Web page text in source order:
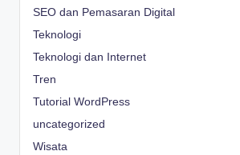
SEO dan Pemasaran Digital
Teknologi
Teknologi dan Internet
Tren
Tutorial WordPress
uncategorized
Wisata